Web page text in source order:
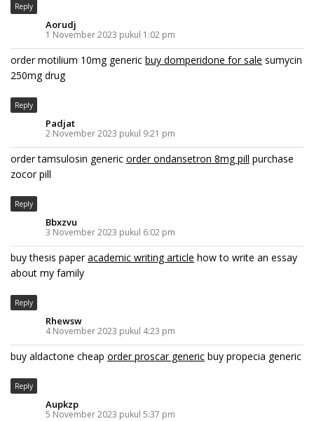
Reply
Aorudj
1 November 2023 pukul 1:02 pm
order motilium 10mg generic buy domperidone for sale sumycin
250mg drug
Reply
Padjat
2 November 2023 pukul 9:21 pm
order tamsulosin generic order ondansetron 8mg pill purchase
zocor pill
Reply
Bbxzvu
3 November 2023 pukul 6:02 pm
buy thesis paperacademic writing article how to write an essay
about my family
Reply
Rhewsw
4 November 2023 pukul 4:23 pm
buy aldactone cheap order proscar generic buy propecia generic
Reply
Aupkzp
5 November 2023 pukul 5:37 pm